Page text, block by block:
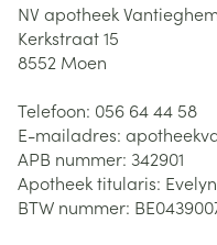
NV apotheek
Kerkstraat 15
8552 Moen
Telefoon: 056 64 44 58
E-mailadres:
APB nummer: 342901
Apotheek titularis:
BTW nummer: